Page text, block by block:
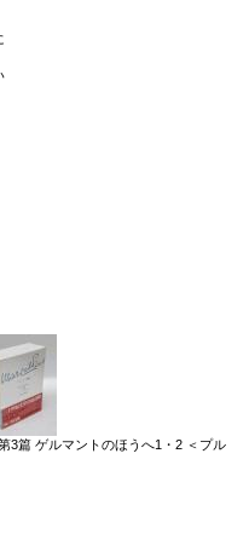
3篇 ゲルマントのほうへ1・2 ＜プル